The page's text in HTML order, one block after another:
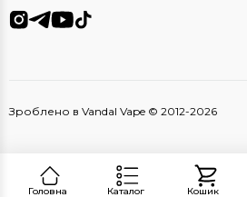
Головна Каталог Кошик
Зроблено в Vandal Vape © 2012-2026